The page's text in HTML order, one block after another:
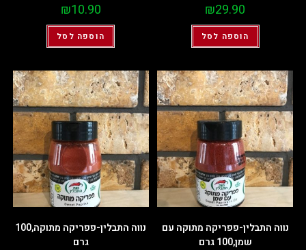
₪29.90
הוספה לסל
₪10.90
הוספה לסל
נווה התבלין-פפריקה מתוקה עם
שמן,100 גרם
נווה התבלין-פפריקה מתוקה,100
גרם